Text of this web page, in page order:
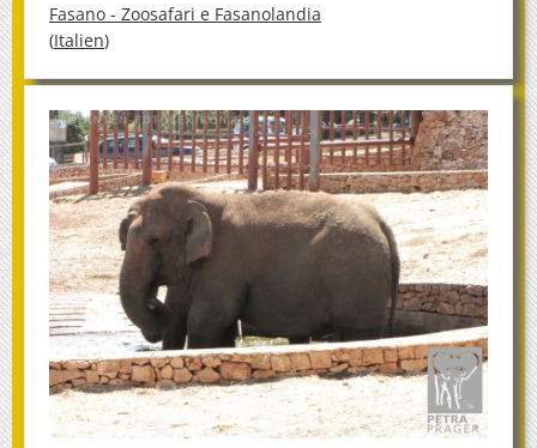
Fasano - Zoosafari e Fasanolandia
(Italien)